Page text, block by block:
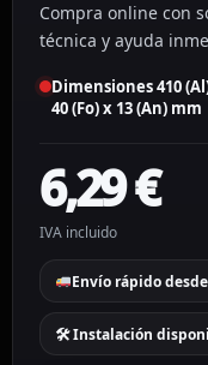
Compra online con
técnica y ayuda
Dimensiones 410
40 (Fo) x 13 (An) mm
6,29€
IVA incluido
Envío rápido
🛠 Instalación